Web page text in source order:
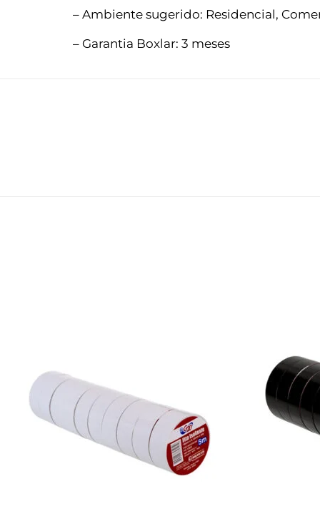
– Ambiente sugerido: Residencial,
– Garantia Boxlar: 3 meses